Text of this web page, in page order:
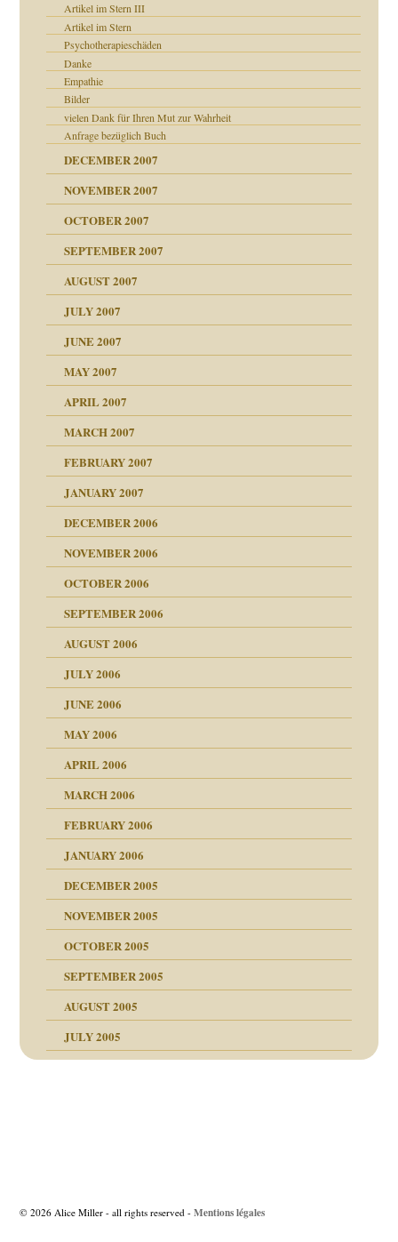
Artikel im Stern III
Artikel im Stern
Psychotherapieschäden
Danke
Empathie
Bilder
vielen Dank für Ihren Mut zur Wahrheit
Anfrage bezüglich Buch
DECEMBER 2007
NOVEMBER 2007
voller Absicht!"
OCTOBER 2007
SEPTEMBER 2007
AUGUST 2007
JULY 2007
JUNE 2007
MAY 2007
APRIL 2007
MARCH 2007
FEBRUARY 2007
JANUARY 2007
DECEMBER 2006
NOVEMBER 2006
OCTOBER 2006
SEPTEMBER 2006
AUGUST 2006
JULY 2006
JUNE 2006
MAY 2006
APRIL 2006
MARCH 2006
FEBRUARY 2006
JANUARY 2006
DECEMBER 2005
NOVEMBER 2005
OCTOBER 2005
SEPTEMBER 2005
AUGUST 2005
JULY 2005
© 2026 Alice Miller - all rights reserved -Mentions légales